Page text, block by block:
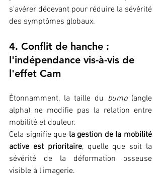
s'avérer décevant pour réduire la sévérité
des symptômes globaux.
4. Conflit de hanche :
l'indépendance vis-à-vis de
l'effet Cam
Étonnamment, la taille du bump (angle
alpha) ne modifie pas la relation entre
mobilité et douleur.
Cela signifie que la gestion de la mobilité
active est prioritaire, quelle que soit la
sévérité de la déformation osseuse
visible à l'imagerie.